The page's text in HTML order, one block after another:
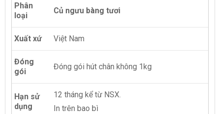
Phân
loại
Củ ngưu bàng tươi
Xuất xứ Việt Nam
Đóng
gói
Đóng gói hút chân không 1kg
Hạn sử
dụng
12 tháng kể từ NSX.
In trên bao bì